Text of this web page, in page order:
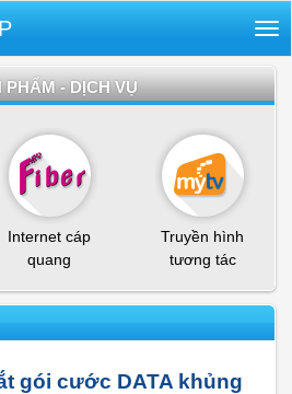
PHẨM - DỊCH VỤ
Internet cáp
quang
Truyền hình
tương tác
gói cước DATA khủng